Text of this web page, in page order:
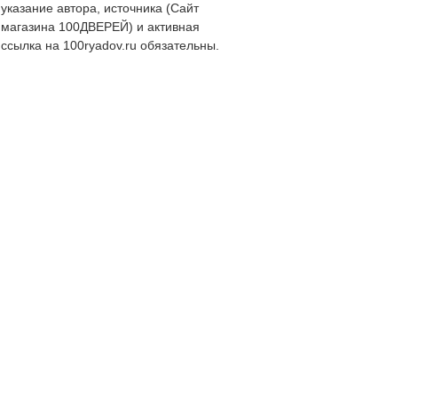
указание автора, источника (Сайт
магазина 100ДВЕРЕЙ) и активная
ссылка на 100ryadov.ru обязательны.